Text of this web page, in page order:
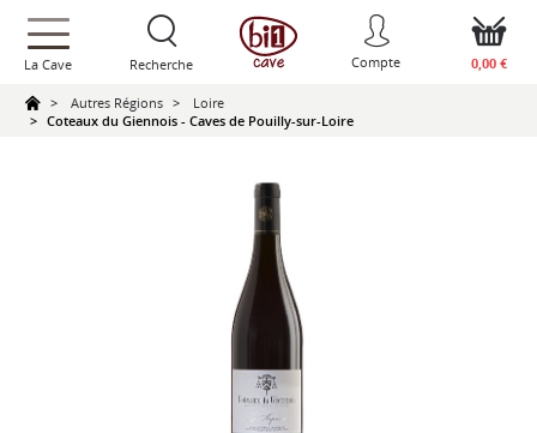
text.skipToContent
text.skipToNavigation
La Cave Recherche Compte 0,00 €
Autres Régions
Loire
Coteaux du Giennois - Caves de Pouilly-sur-Loire